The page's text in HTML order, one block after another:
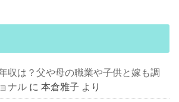
収は？父や母の職業や子供と嫁も調
ナル に本倉雅子 より